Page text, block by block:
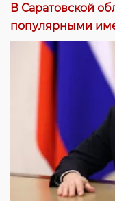
В Саратовской
популярными